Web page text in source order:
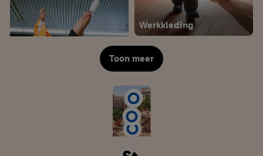
Werkkleding
Toon meer